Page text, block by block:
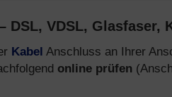
DSL, VDSL, Glasfaser,
Kabel Anschluss an Ihrer
online prüfen